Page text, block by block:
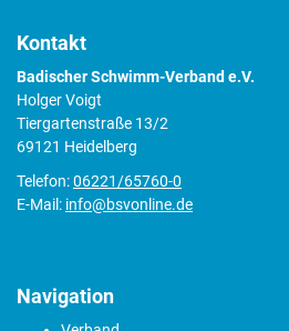
Kontakt
Badischer Schwimm-Verband e.V.
Holger Voigt
Tiergartenstraße 13/2
69121 Heidelberg
Telefon:06221/65760-0
E-Mail: info@bsvonline.de
Navigation